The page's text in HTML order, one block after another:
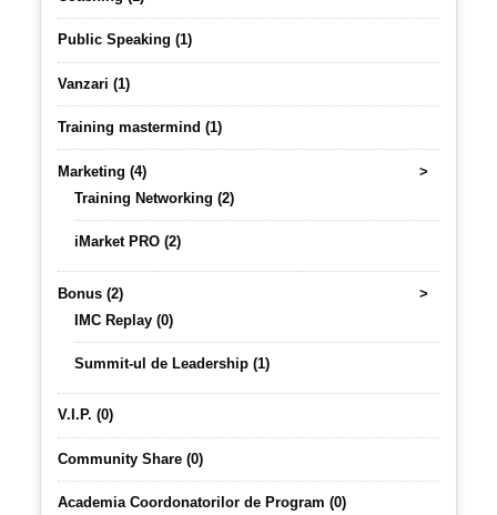
Public Speaking (1)
Vanzari (1)
Training mastermind (1)
Marketing (4)
>
Training Networking (2)
iMarket PRO (2)
Bonus (2)
>
IMC Replay (0)
Summit-ul de Leadership (1)
V.I.P. (0)
Community Share (0)
Academia Coordonatorilor de Program (0)